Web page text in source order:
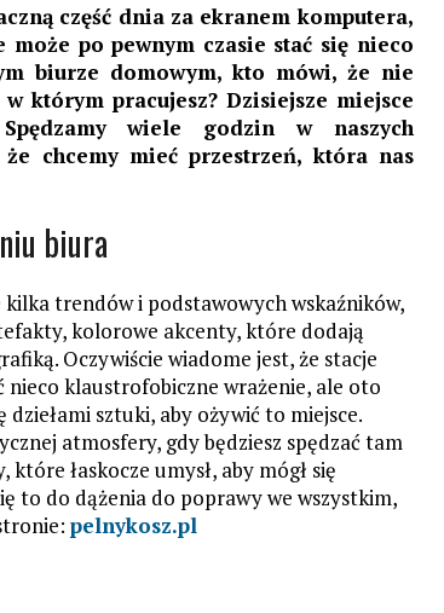
część dnia za ekranem komputera,
po pewnym czasie stać się nieco
biurze domowym, kto mówi, że nie
którym pracujesz? Dzisiejsze miejsce
wiele godzin w naszych
chcemy mieć przestrzeń, która nas
biura
kilka trendów i podstawowych wskaźników,
kolorowe akcenty, które dodają
Oczywiście wiadome jest, że stacje
nieco klaustrofobiczne wrażenie, ale oto
sztuki, aby ożywić to miejsce.
atmosfery, gdy będziesz spędzać tam
łaskocze umysł, aby mógł się
to do dążenia do poprawy we wszystkim,
pelnykosz.pl